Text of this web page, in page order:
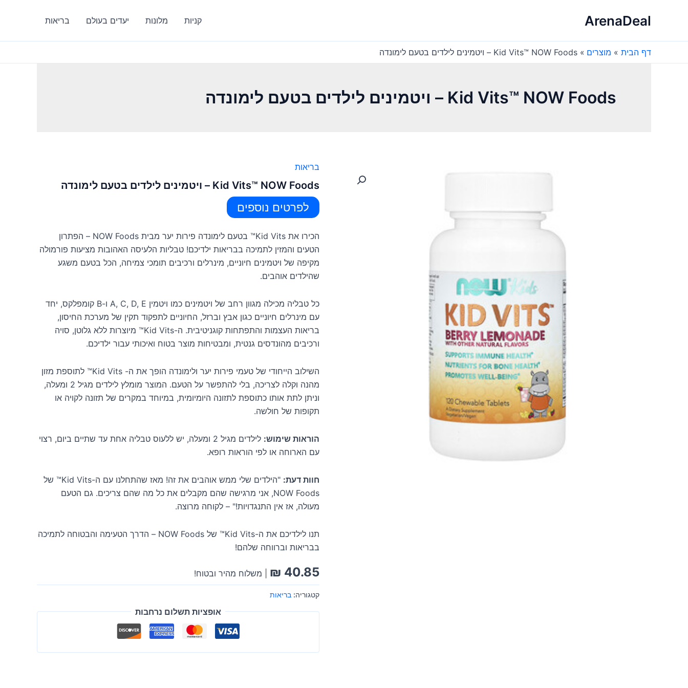
ArenaDeal קניות מלונות יעדים בעולם בריאות
דף הבית מוצרים Kid Vits™ NOW Foods – ויטמינים לילדים בטעם לימונדה
Kid Vits™ NOW Foods – ויטמינים לילדים בטעם לימונדה
בריאות
Kid Vits™ NOW Foods – ויטמינים לילדים בטעם לימונדה
לפרטים נוספים
הכירו את Kid Vits™ בטעם לימונדה פירות יער מבית NOW Foods – הפתרון
הטעים והמזין לתמיכה בבריאות ילדיכם! טבליות הלעיסה האהובות מציעות פורמולה
מקיפה של ויטמינים חיוניים, מינרלים ורכיבים תומכי צמיחה, הכל בטעם משגע
שהילדים אוהבים.
כל טבליה מכילה מגוון רחב של ויטמינים כמו ויטמין A, C, D, E ו-B קומפלקס, יחד
עם מינרלים חיוניים כגון אבץ וברזל, החיוניים לתפקוד תקין של מערכת החיסון,
בריאות העצמות והתפתחות קוגניטיבית. ה-Kid Vits™ מיוצרות ללא גלוטן, סויה
ורכיבים מהונדסים גנטית, ומבטיחות מוצר בטוח ואיכותי עבור ילדיכם.
השילוב הייחודי של טעמי פירות יער ולימונדה הופך את ה- Kid Vits™ לתוספת מזון
מהנה וקלה לצריכה, בלי להתפשר על הטעם. המוצר מומלץ לילדים מגיל 2 ומעלה,
וניתן לתת אותו כתוספת לתזונה היומיומית, במיוחד במקרים של תזונה לקויה או
תקופות של חולשה.
הוראות שימוש:
לילדים מגיל 2 ומעלה, יש ללעוס טבליה אחת עד שתיים ביום, רצוי
עם הארוחה או לפי הוראות רופא.
חוות דעת:
"הילדים שלי ממש אוהבים את זה! מאז שהתחלנו עם ה-Kid Vits™ של
NOW Foods, אני מרגישה שהם מקבלים את כל מה שהם צריכים. גם הטעם
מעולה, אז אין התנגדויות!" – לקוחה מרוצה.
תנו לילדיכם את ה-Kid Vits™ של NOW Foods – הדרך הטעימה והבטוחה לתמיכה
בבריאות וברווחה שלהם!
₪ 40.85 | משלוח מהיר ובטוח!
קטגוריה: בריאות
אופציות תשלום נרחבות